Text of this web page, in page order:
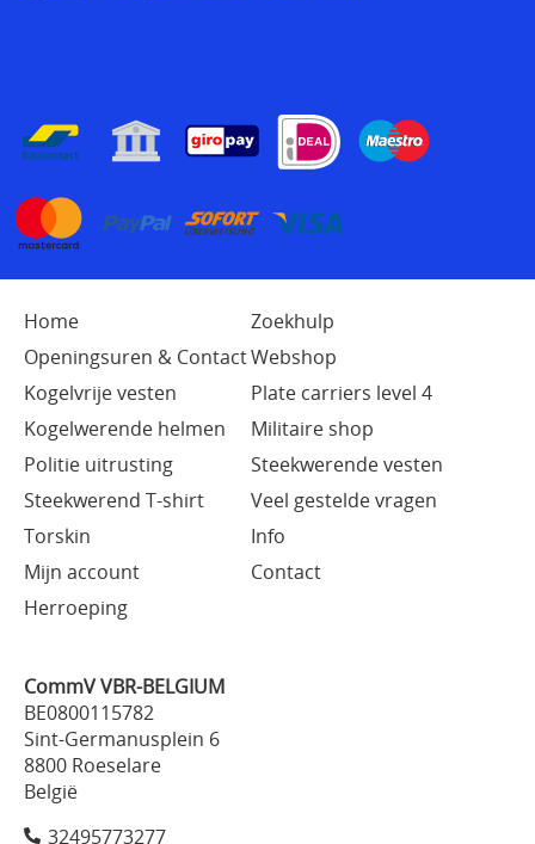
Home
Zoekhulp
Openingsuren & ContactWebshop
Kogelvrije vesten
Plate carriers level 4
Kogelwerende helmen
Militaire shop
Politie uitrusting
Steekwerende vesten
Steekwerend T-shirt
Veel gestelde vragen
Torskin
Info
Mijn account
Contact
Herroeping
CommV VBR-BELGIUM
BE0800115782
Sint-Germanusplein 6
8800 Roeselare
België
32495773277